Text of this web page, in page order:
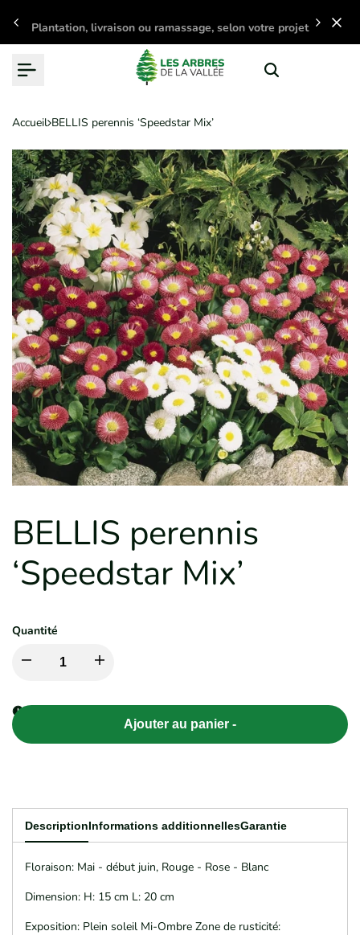
au
contenu
Plantation, livraison ou ramassage, selon votre projet
Accueil BELLIS perennis ‘Speedstar Mix’
BELLIS perennis
‘Speedstar Mix’
Quantité
Diminuer
BELLIS
perennis
Mix’
Augmenter
BELLIS
perennis
Mix’
Ajouter au panier -
DescriptionInformations additionnellesGarantie
Floraison: Mai - début juin, Rouge - Rose - Blanc
Dimension: H: 15 cm L: 20 cm
Exposition: Plein soleil Mi-Ombre Zone de rusticité: